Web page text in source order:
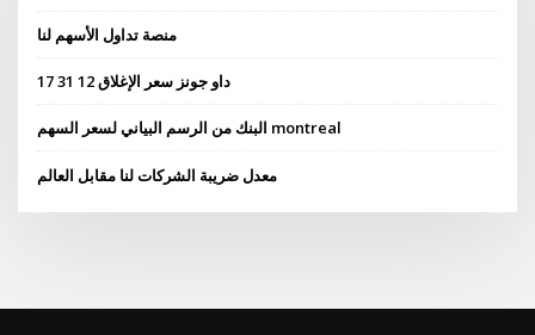
منصة تداول الأسهم لنا
داو جونز سعر الإغلاق 12 31 17
البنك من الرسم البياني لسعر السهم montreal
معدل ضريبة الشركات لنا مقابل العالم